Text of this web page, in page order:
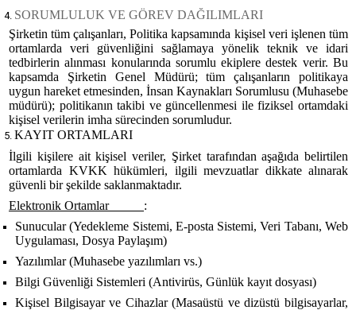
SORUMLULUK VE GÖREV DAĞILIMLARI
Şirketin tüm çalışanları, Politika kapsamında kişisel veri işlenen tüm
ortamlarda veri güvenliğini sağlamaya yönelik teknik ve idari
tedbirlerin alınması konularında sorumlu ekiplere destek verir. Bu
kapsamda Şirketin Genel Müdürü; tümçalışanların politikaya
uygun hareket etmesinden, İnsan Kaynakları Sorumlusu (Muhasebe
müdürü); politikanın takibi ve güncellenmesi ile fiziksel ortamdaki
kişisel verilerin imha sürecinden sorumludur.
KAYIT ORTAMLARI
İlgili kişilere ait kişisel veriler, Şirket tarafından aşağıda belirtilen
ortamlarda KVKK hükümleri, ilgili mevzuatlar dikkate alınarak
güvenli bir şekilde saklanmaktadır.
Elektronik Ortamlar :
Sunucular (Yedekleme Sistemi, E-posta Sistemi, Veri Tabanı, Web
Uygulaması, Dosya Paylaşım)
Yazılımlar (Muhasebe yazılımları vs.)
Bilgi Güvenliği Sistemleri (Antivirüs, Günlük kayıt dosyası)
Kişisel Bilgisayar ve Cihazlar (Masaüstü ve dizüstü bilgisayarlar,